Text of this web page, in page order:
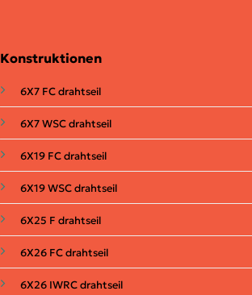
Konstruktionen
6X7 FC drahtseil
6X7 WSC drahtseil
6X19 FCdrahtseil
6X19 WSC drahtseil
6X25 F drahtseil
6X26 FC drahtseil
6X26 IWRCdrahtseil